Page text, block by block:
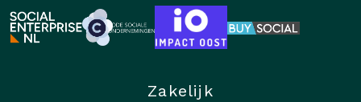
Zakelijk